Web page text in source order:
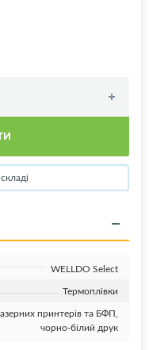
WELLDO Select
Термоплівки
принтерів та БФП,
чорно-білий друк